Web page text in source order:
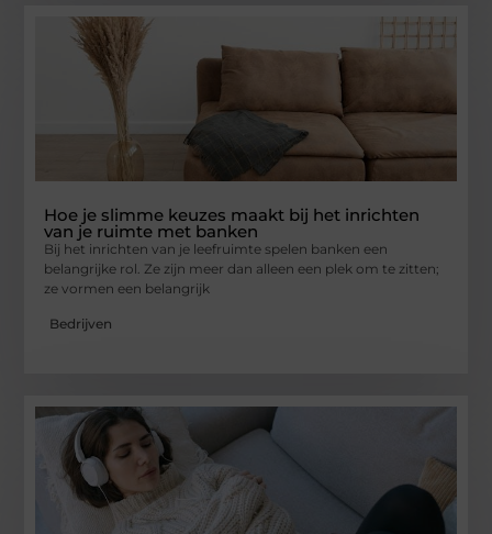
Hoe je slimme keuzes maakt bij het inrichten
van je ruimte met banken
Bij het inrichten van je leefruimte spelen banken een
belangrijke rol. Ze zijn meer dan alleen een plek om te zitten;
ze vormen een belangrijk
Bedrijven